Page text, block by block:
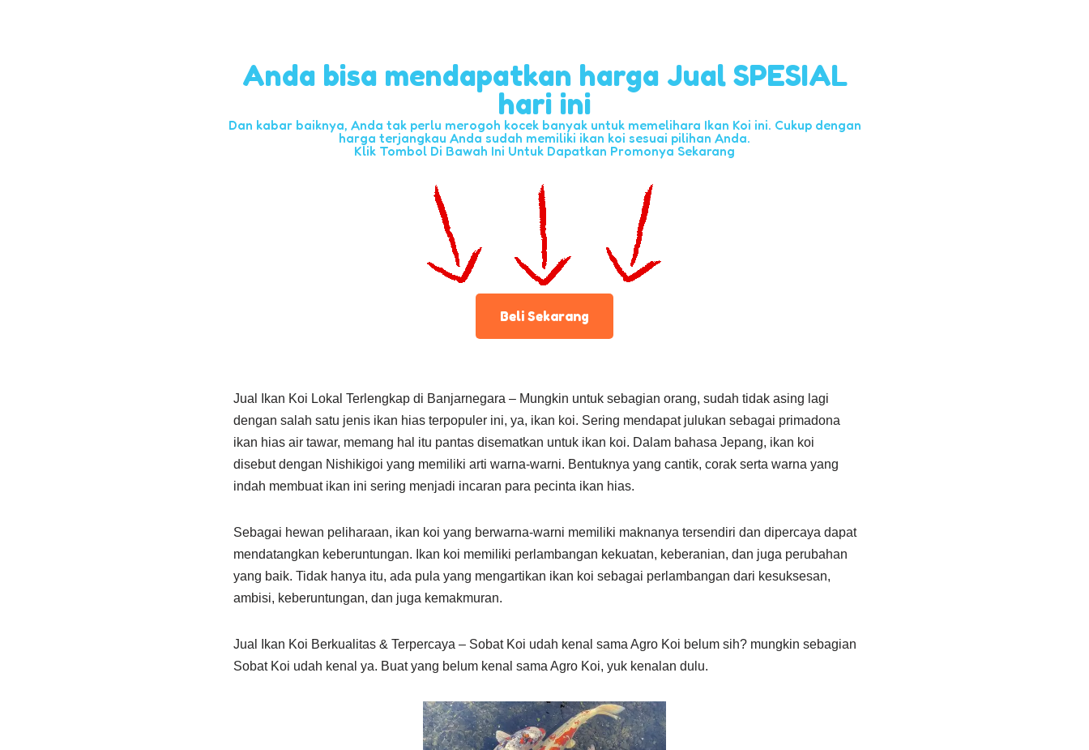
Anda bisa mendapatkan harga Jual SPESIAL
hari ini
Dan kabar baiknya, Anda tak perlu merogoh kocek banyak untuk memelihara Ikan Koi ini. Cukup dengan
harga terjangkau Anda sudah memiliki ikan koi sesuai pilihan Anda.
Klik Tombol Di Bawah Ini Untuk Dapatkan Promonya Sekarang
Beli Sekarang
Jual Ikan Koi Lokal Terlengkap di Banjarnegara – Mungkin untuk sebagian orang, sudah tidak asing lagi
dengan salah satu jenis ikan hias terpopuler ini, ya, ikan koi. Sering mendapat julukan sebagai primadona
ikan hias air tawar, memang hal itu pantas disematkan untuk ikan koi. Dalam bahasa Jepang, ikan koi
disebut dengan Nishikigoi yang memiliki arti warna-warni. Bentuknya yang cantik, corak serta warna yang
indah membuat ikan ini sering menjadi incaran para pecinta ikan hias.
Sebagai hewan peliharaan, ikan koi yang berwarna-warni memiliki maknanya tersendiri dan dipercaya dapat
mendatangkan keberuntungan. Ikan koi memiliki perlambangan kekuatan, keberanian, dan juga perubahan
yang baik. Tidak hanya itu, ada pula yang mengartikan ikan koi sebagai perlambangan dari kesuksesan,
ambisi, keberuntungan, dan juga kemakmuran.
Jual Ikan Koi Berkualitas & Terpercaya – Sobat Koi udah kenal sama Agro Koi belum sih? mungkin sebagian
Sobat Koi udah kenal ya. Buat yang belum kenal sama Agro Koi, yuk kenalan dulu.